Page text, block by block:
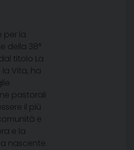
per la
della 38°
titolo La
Vita, ha
pastorali
il più
e
e la
nascente.